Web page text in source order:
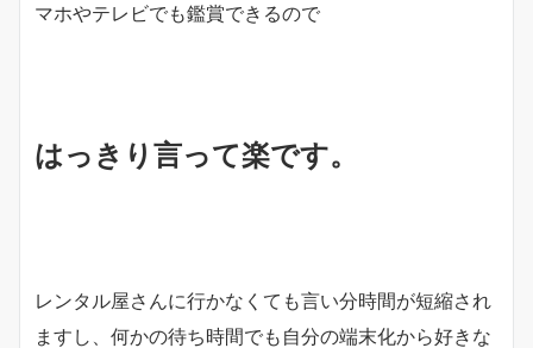
マホやテレビでも鑑賞できるので
はっきり言って楽です。
レンタル屋さんに行かなくても言い分時間が短縮され
ますし、何かの待ち時間でも自分の端末化から好きな